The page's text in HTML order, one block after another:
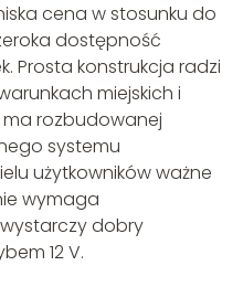
cena w stosunku do
dostępność
Prosta konstrukcja radzi
miejskich i
rozbudowanej
systemu
użytkowników ważne
wymaga
dobry
12 V.